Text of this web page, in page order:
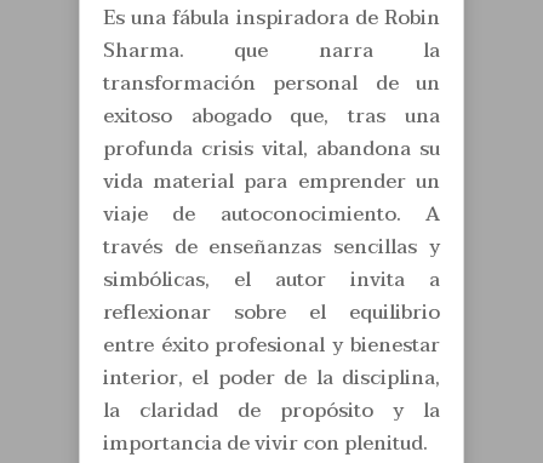
Es una fábula inspiradora de Robin
Sharma. que narra la
transformación personal de un
exitoso abogado que, tras una
profunda crisis vital, abandona su
vida material para emprender un
viaje de autoconocimiento. A
través de enseñanzas sencillas y
simbólicas, el autor invita a
reflexionar sobre el equilibrio
entre éxito profesional y bienestar
interior, el poder de la disciplina,
la claridad de propósito y la
importancia de vivir con plenitud.